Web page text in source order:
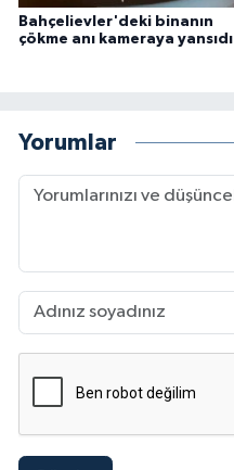
Bahçelievler'deki binanın
çökme anı kameraya yansıdı
Yorumlar